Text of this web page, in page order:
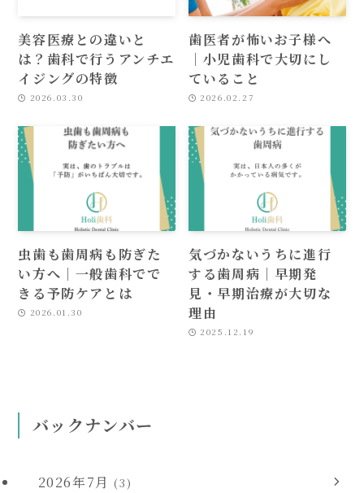
美容医療との違いと
は？歯科で行うアンチエ
イジングの特徴
2026.03.30
歯医者が怖いお子様へ
｜小児歯科で大切にし
ていること
2026.02.27
虫歯も歯周病も防ぎた
い方へ｜一般歯科でで
きる予防ケアとは
2026.01.30
気づかないうちに進行
する歯周病｜早期発
見・早期治療が大切な
理由
2025.12.19
バックナンバー
2026年7月 (3)